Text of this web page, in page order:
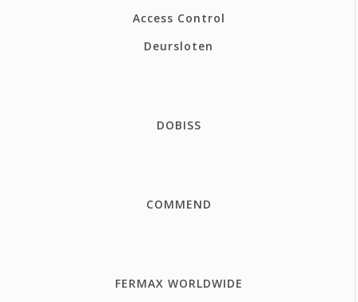
Access Control
Deursloten
DOBISS
COMMEND
FERMAX WORLDWIDE